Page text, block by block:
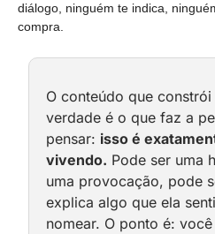
diálogo, ninguém te indica,
compra.
O conteúdo que
verdade é o que faz a
pensar: isso é
vivendo. Pode ser uma
uma provocação, pode
explica algo que ela
nomear. O ponto é: